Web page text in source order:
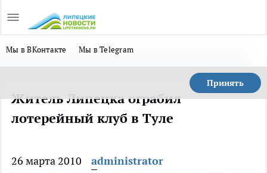
Мы в ВКонтакте Мы в Telegram
Принять
Житель Липецка ограбил
лотерейный клуб в Туле
26 марта 2010 administrator